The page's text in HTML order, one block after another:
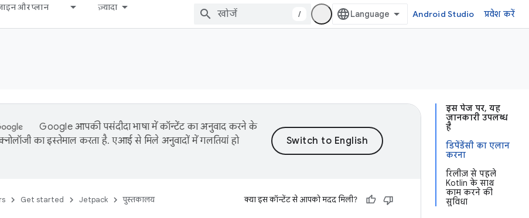
और प्लान ज़्यादा
/ Android Studio प्रवेश करें
इस पेज पर, यह
जानकारी उपलब्ध
है
डिपेंडेंसी का एलान
करना
रिलीज़ से पहले
Kotlin के साथ
काम करने की
सुविधा
Google आपकी पसंदीदा भाषा में कॉन्टेंट का अनुवाद करने के
का इस्तेमाल करता है. एआई से मिले अनुवादों में गलतियां हो
Get started Jetpack पुस्तकालय क्या इस कॉन्टेंट से आपको मदद मिली?